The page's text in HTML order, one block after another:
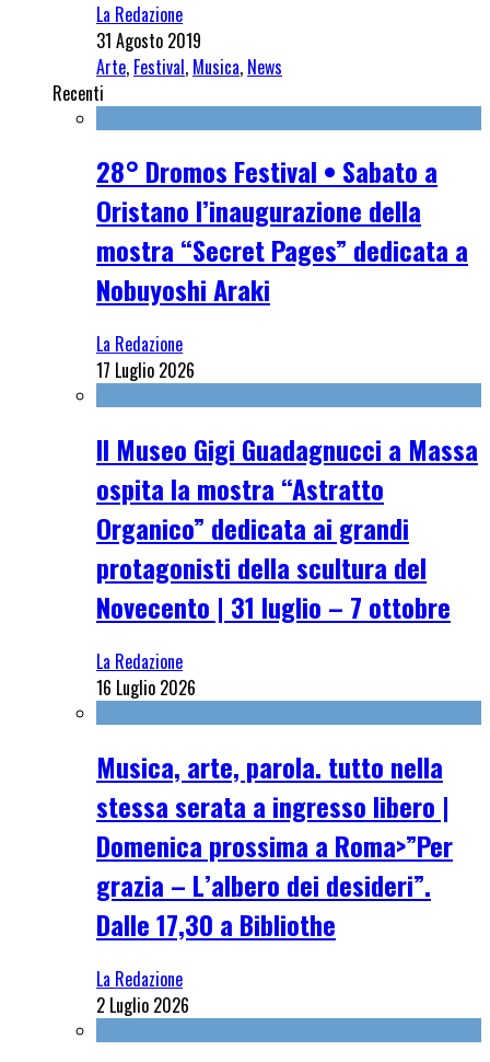
La Redazione
31 Agosto 2019
Arte, Festival, Musica, News
Recenti
28° Dromos Festival • Sabato a
Oristano l’inaugurazione della
mostra “Secret Pages” dedicata a
Nobuyoshi Araki
La Redazione
17 Luglio 2026
Il Museo Gigi Guadagnucci a Massa
ospita la mostra “Astratto
Organico” dedicata ai grandi
protagonisti della scultura del
Novecento | 31 luglio – 7 ottobre
La Redazione
16 Luglio 2026
Musica, arte, parola. tutto nella
stessa serata a ingresso libero |
Domenica prossima a Roma>”Per
grazia – L’albero dei desideri”.
Dalle 17,30 a Bibliothe
La Redazione
2 Luglio 2026